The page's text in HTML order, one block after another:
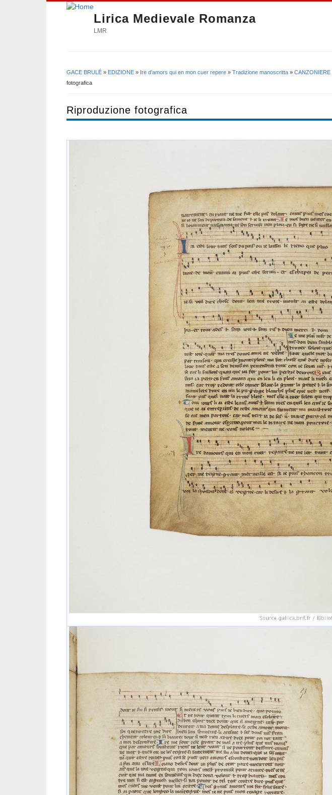
Lirica Medievale Romanza
LMR
Tu sei qui
GACE BRULÉ » EDIZIONE » Ire d'amors qui en mon cuer repere » Tradizione manoscritta » CANZONIERE
fotografica
Riproduzione fotografica